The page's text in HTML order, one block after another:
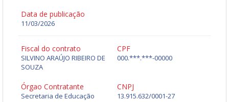
Data de publicação
11/03/2026
Fiscal do contrato
SILVINO ARAÚJO RIBEIRO DE
SOUZA
CPF
000.***.***-00000
Órgao Contratante
Secretaria de Educação
CNPJ
13.915.632/0001-27